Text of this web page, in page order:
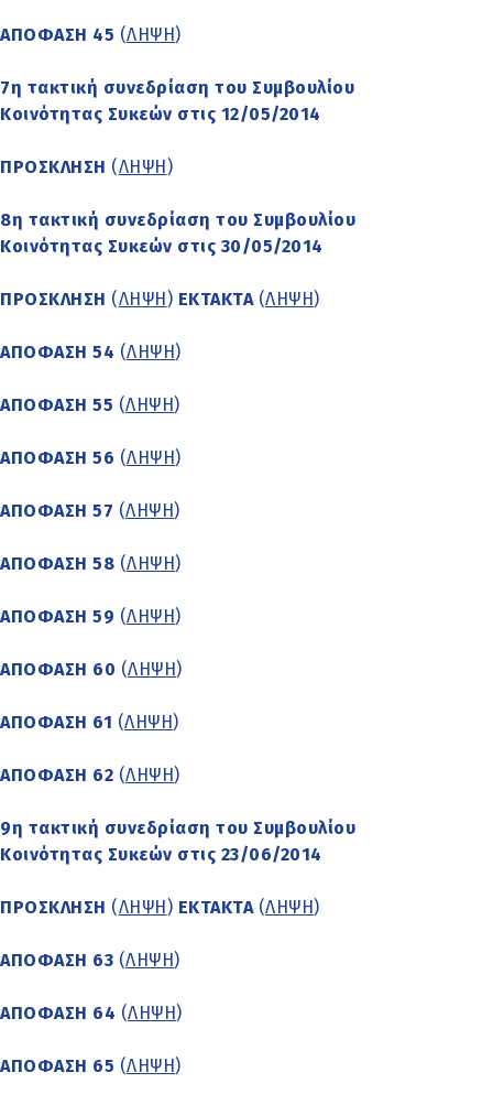
ΑΠΟΦΑΣΗ 45 (ΛΗΨΗ )
7η τακτική συνεδρίαση του Συμβουλίου
Κοινότητας Συκεών στις 12/05/2014
ΠΡΟΣΚΛΗΣΗ (ΛΗΨΗ )
8η τακτική συνεδρίαση του Συμβουλίου
Κοινότητας Συκεών στις 30/05/2014
ΠΡΟΣΚΛΗΣΗ (ΛΗΨΗ ) ΕΚΤΑΚΤΑ(ΛΗΨΗ )
ΑΠΟΦΑΣΗ 54 (ΛΗΨΗ )
ΑΠΟΦΑΣΗ 55 (ΛΗΨΗ )
ΑΠΟΦΑΣΗ 56 (ΛΗΨΗ )
ΑΠΟΦΑΣΗ 57 (ΛΗΨΗ )
ΑΠΟΦΑΣΗ 58 (ΛΗΨΗ )
ΑΠΟΦΑΣΗ 59 (ΛΗΨΗ )
ΑΠΟΦΑΣΗ 60 (ΛΗΨΗ )
ΑΠΟΦΑΣΗ 61 (ΛΗΨΗ )
ΑΠΟΦΑΣΗ 62 (ΛΗΨΗ )
9η τακτική συνεδρίαση του Συμβουλίου
Κοινότητας Συκεών στις 23/06/2014
ΠΡΟΣΚΛΗΣΗ (ΛΗΨΗ ) ΕΚΤΑΚΤΑ(ΛΗΨΗ )
ΑΠΟΦΑΣΗ 63 (ΛΗΨΗ )
ΑΠΟΦΑΣΗ 64 (ΛΗΨΗ )
ΑΠΟΦΑΣΗ 65 (ΛΗΨΗ )